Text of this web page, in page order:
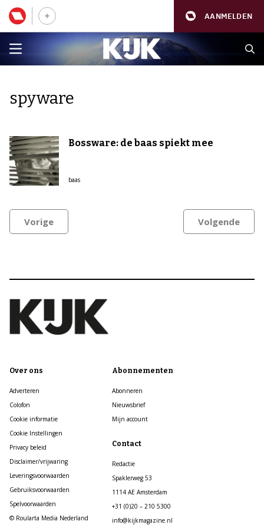
AANMELDEN
spyware
Bossware: de baas spiekt mee
baas
Vorige Volgende
Over ons
Adverteren
Colofon
Cookie informatie
Cookie Instellingen
Privacy beleid
Disclaimer/vrijwaring
Leveringsvoorwaarden
Gebruiksvoorwaarden
Spelvoorwaarden
© Roularta Media Nederland
Abonnementen
Abonneren
Nieuwsbrief
Mijn account
Contact
Redactie
Spaklerweg 53
1114 AE Amsterdam
+31 (0)20 – 210 5300
info@kijkmagazine.nl